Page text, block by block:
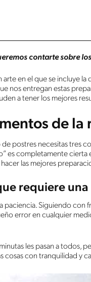
contarte sobre
arte en el que se incluye
nos entregan estas
a tener los mejores
de la
postres necesitas tres
es completamente
las mejores
requiere
paciencia. Siguiendo con
error en cualquier
les pasan a todos,
cosas con tranquilidad y